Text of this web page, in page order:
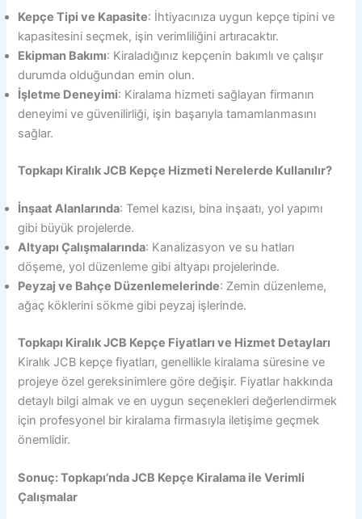
Kepçe Tipi ve Kapasite: İhtiyacınıza uygun kepçe tipini ve
kapasitesini seçmek, işin verimliliğini artıracaktır.
Ekipman Bakımı: Kiraladığınız kepçenin bakımlı ve çalışır
durumda olduğundan emin olun.
İşletme Deneyimi: Kiralama hizmeti sağlayan firmanın
deneyimi ve güvenilirliği, işin başarıyla tamamlanmasını
sağlar.
Topkapı Kiralık JCB Kepçe Hizmeti Nerelerde Kullanılır?
İnşaat Alanlarında: Temel kazısı, bina inşaatı, yol yapımı
gibi büyük projelerde.
Altyapı Çalışmalarında: Kanalizasyon ve su hatları
döşeme, yol düzenleme gibi altyapı projelerinde.
Peyzaj ve Bahçe Düzenlemelerinde: Zemin düzenleme,
ağaç köklerini sökme gibi peyzaj işlerinde.
Topkapı Kiralık JCB Kepçe Fiyatları ve Hizmet Detayları
Kiralık JCB kepçe fiyatları, genellikle kiralama süresine ve
projeye özel gereksinimlere göre değişir. Fiyatlar hakkında
detaylı bilgi almak ve en uygun seçenekleri değerlendirmek
için profesyonel bir kiralama firmasıyla iletişime geçmek
önemlidir.
Sonuç: Topkapı’nda JCB Kepçe Kiralama ile Verimli
Çalışmalar